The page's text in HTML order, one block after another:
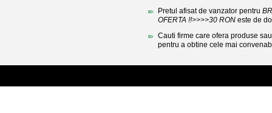
Pretul afisat de vanzator pentru
OFERTA !!>>>>30 RON este de
Cauti firme care ofera produse
pentru a obtine cele mai